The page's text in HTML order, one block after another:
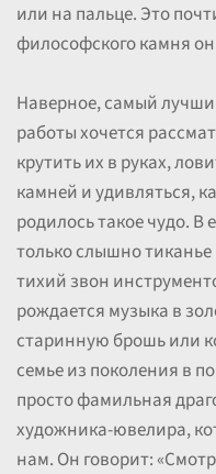
или на пальце. Это
философского камня
Наверное, самый
работы хочется
крутить их в руках,
камней и удивляться,
родилось такое чудо. В
только слышно
тихий звон
рождается музыка в
старинную брошь или
семье из поколения в
просто фамильная
художника-ювелира,
нам. Он говорит: